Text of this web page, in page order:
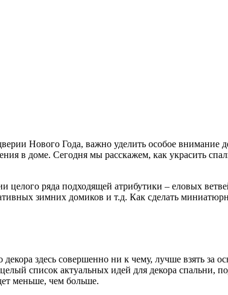
Нового Года, важно уделить особое внимание
в доме. Сегодня мы расскажем, как украсить
целого ряда подходящей атрибутики – еловых
зимних домиков и т.д. Как сделать
здесь совершенно ни к чему, лучше взять за
список актуальных идей для декора спальни,
меньше, чем больше.